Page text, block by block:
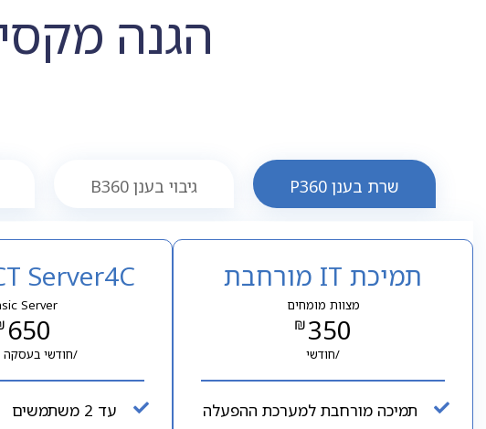
הגנה
שרת בענן P360 גיבוי בענן B360
תמיכת IT מורחבת
מצוות מומחים
350
/חודשי
תמיכה מורחבת למערכת ההפעלה
Server4C
Server
650
/חודשי בעסקה
עד 2 משתמשים